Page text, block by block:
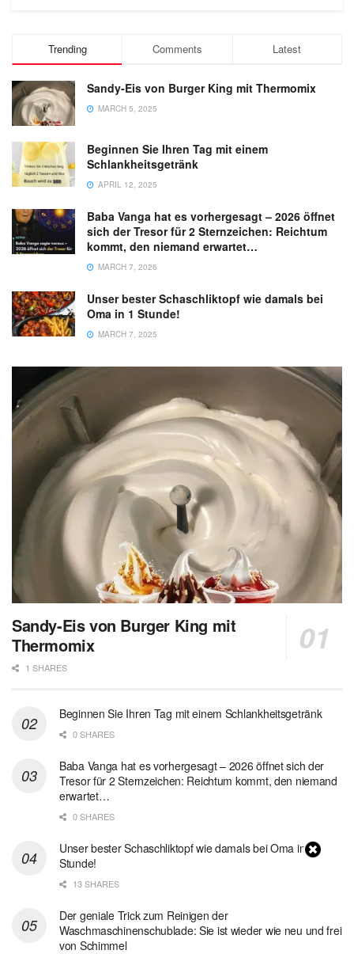
Trending Comments Latest
Sandy-Eis von Burger King mit Thermomix
MARCH 5, 2025
Beginnen Sie Ihren Tag mit einem
Schlankheitsgetränk
APRIL 12, 2025
Baba Vanga hat es vorhergesagt – 2026 öffnet
sich der Tresor für 2 Sternzeichen: Reichtum
kommt, den niemand erwartet…
MARCH 7, 2026
Unser bester Schaschliktopf wie damals bei
Oma in 1 Stunde!
MARCH 7, 2025
Sandy-Eis von Burger King mit
Thermomix
1 SHARES
Beginnen Sie Ihren Tag mit einem Schlankheitsgetränk
0 SHARES
Baba Vanga hat es vorhergesagt – 2026 öffnet sich der
Tresor für 2 Sternzeichen: Reichtum kommt, den niemand
erwartet…
0 SHARES
Unser bester Schaschliktopf wie damals bei Oma in 1
Stunde!
13 SHARES
Der geniale Trick zum Reinigen der
Waschmaschinenschublade: Sie ist wieder wie neu und frei
von Schimmel